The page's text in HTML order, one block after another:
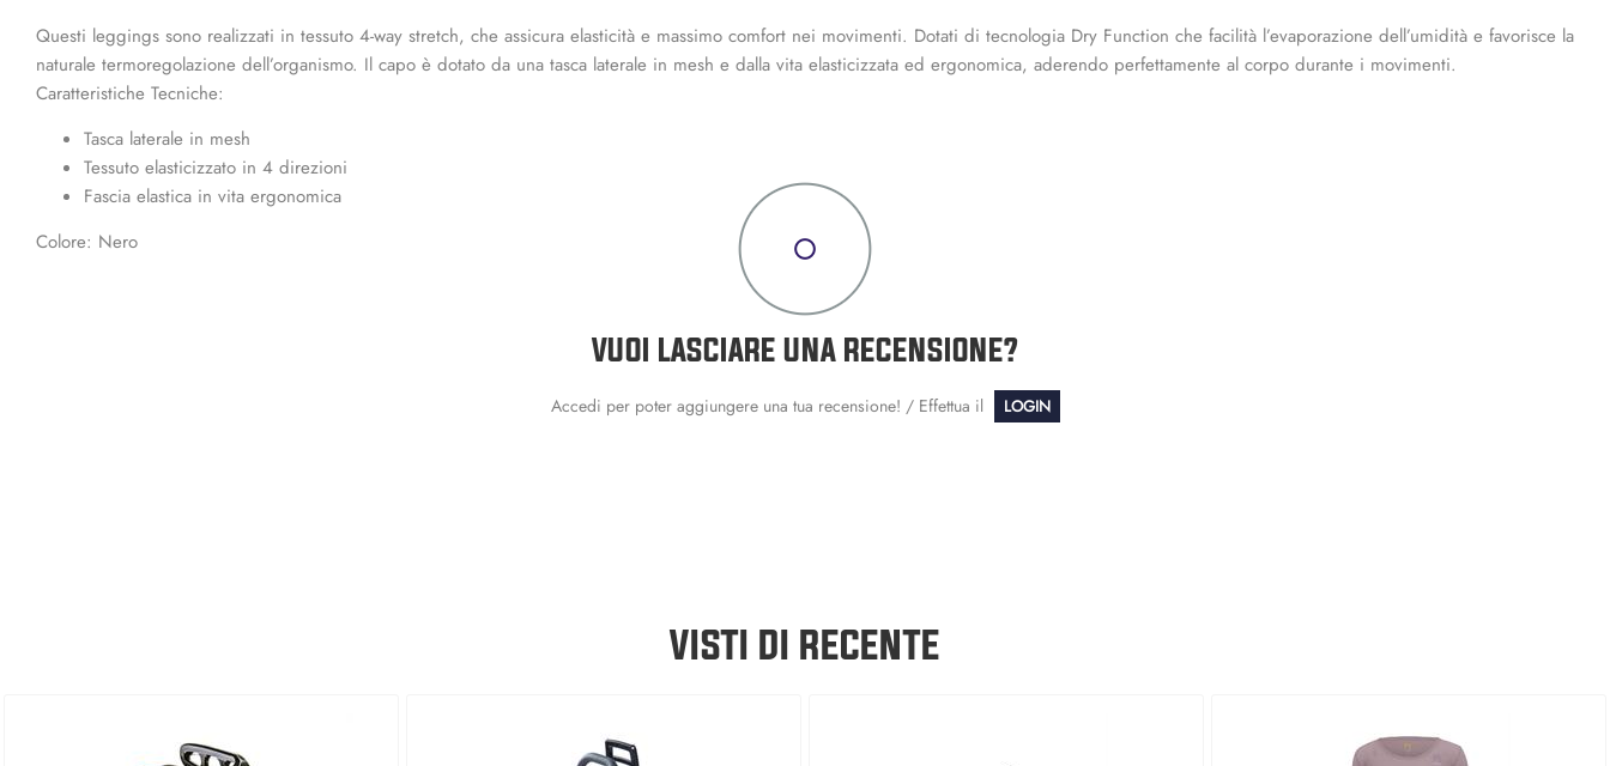
Questi leggings sono realizzati in tessuto 4-way stretch, che assicura elasticità e massimo comfort nei movimenti. Dotati di tecnologia Dry Function che facilità l’evaporazione dell’umidità e favorisce la
naturale termoregolazione dell’organismo. Il capo è dotato da una tasca laterale in mesh e dalla vita elasticizzata ed ergonomica, aderendo perfettamente al corpo durante i movimenti.
Caratteristiche Tecniche:
Tasca laterale in mesh
Tessuto elasticizzato in 4 direzioni
Fascia elastica in vita ergonomica
Colore: Nero
VUOI LASCIARE UNA RECENSIONE?
Accedi per poter aggiungere una tua recensione! / Effettua il LOGIN
VISTI DI RECENTE